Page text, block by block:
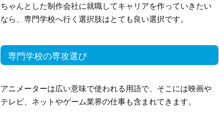
ちゃんとした制作会社に就職してキャリアを作っていきたい
なら、専門学校へ行く選択肢はとても良い選択です。
専門学校の専攻選び
アニメーターは広い意味で使われる用語で、そこには映画や
テレビ、ネットやゲーム業界の仕事も含まれてきます。